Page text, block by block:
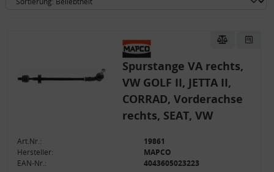
Spurstange VA rechts,
VW GOLF II, JETTA II,
CORRAD, Vorderachse
rechts, SEAT, VW
Art.Nr.:
19861
Hersteller:
MAPCO
EAN-Nr.:
4043605023223